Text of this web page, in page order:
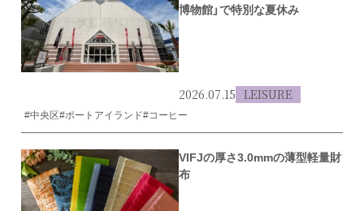
博物館」で特別な夏休み
2026.07.15 LEISURE
#中央区#ポートアイランド#コーヒー
VIFJの厚さ3.0mmの薄型軽量財
布